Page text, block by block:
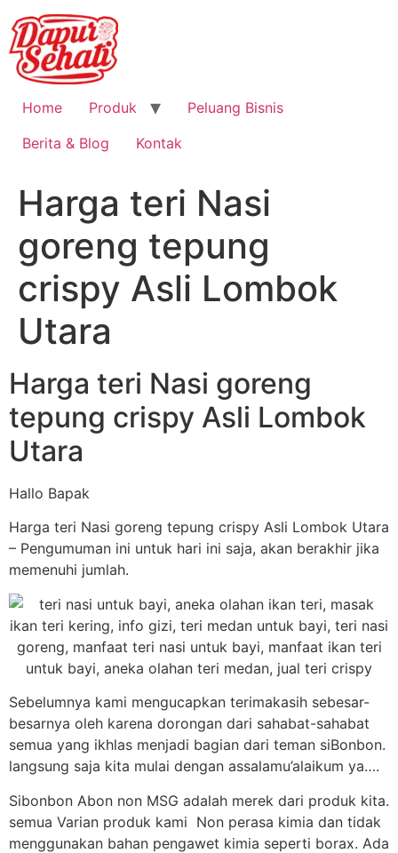
Home Produk
Peluang Bisnis
Berita & Blog
Kontak
Harga teri Nasi
goreng tepung
crispy Asli Lombok
Utara
Harga teri Nasi goreng
tepung crispy Asli Lombok
Utara
Hallo Bapak
Harga teri Nasi goreng tepung crispy Asli Lombok Utara
– Pengumuman ini untuk hari ini saja, akan berakhir jika
memenuhi jumlah.
Sebelumnya kami mengucapkan terimakasih sebesar-
besarnya oleh karena dorongan dari sahabat-sahabat
semua yang ikhlas menjadi bagian dari teman siBonbon.
langsung saja kita mulai dengan assalamu’alaikum ya….
Sibonbon Abon non MSG adalah merek dari produk kita.
semua Varian produk kami Non perasa kimia dan tidak
menggunakan bahan pengawet kimia seperti borax. Ada